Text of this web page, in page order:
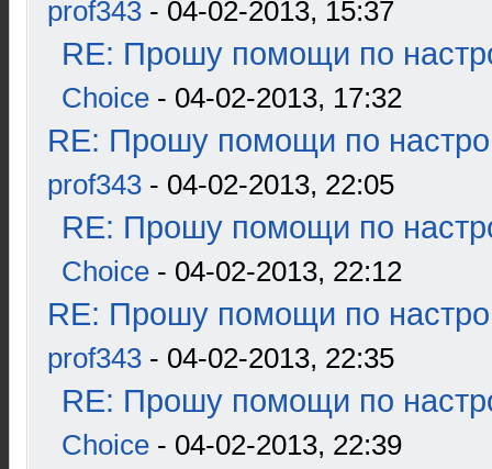
prof343 - 04-02-2013, 15:37
RE: Прошу помощи по
Choice - 04-02-2013, 17:32
RE: Прошу помощи по
prof343 - 04-02-2013, 22:05
RE: Прошу помощи по
Choice - 04-02-2013, 22:12
RE: Прошу помощи по
prof343 - 04-02-2013, 22:35
RE: Прошу помощи по
Choice - 04-02-2013, 22:39